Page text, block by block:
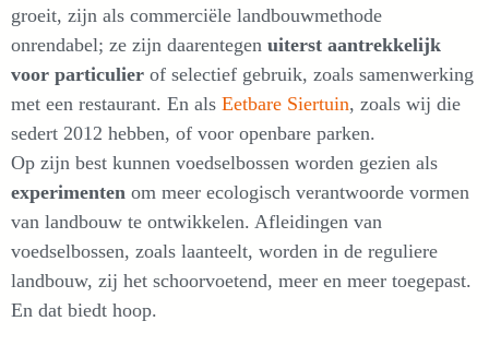
groeit, zijn als commerciële landbouwmethode
onrendabel; ze zijn daarentegen uiterst aantrekkelijk
voor particulier of selectief gebruik, zoals samenwerking
met een restaurant. En als Eetbare Siertuin, zoals wij die
sedert 2012 hebben, of voor openbare parken.
Op zijn best kunnen voedselbossen worden gezien als
experimenten om meer ecologisch verantwoorde vormen
van landbouw te ontwikkelen. Afleidingen van
voedselbossen, zoals laanteelt, worden in de reguliere
landbouw, zij het schoorvoetend, meer en meer toegepast.
En dat biedt hoop.